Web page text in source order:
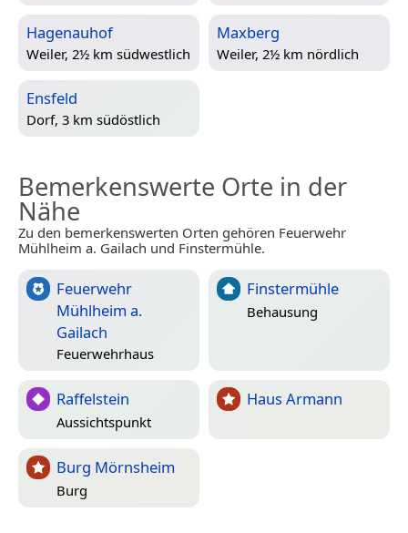
Hagenauhof
Weiler, 2½ km südwestlich
Maxberg
Weiler, 2½ km nördlich
Ensfeld
Dorf, 3 km südöstlich
Bemerkenswerte Orte in der
Nähe
Zu den bemerkenswerten Orten gehören Feuerwehr
Mühlheim a. Gailach und Finstermühle.
Feuerwehr
Mühlheim a.
Gailach
Feuerwehrhaus
Finstermühle
Behausung
Raffelstein
Aussichtspunkt
Haus Armann
Burg Mörnsheim
Burg